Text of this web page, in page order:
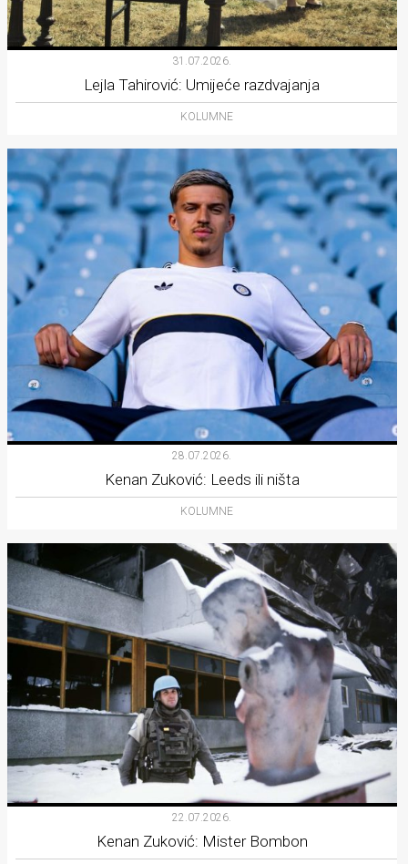
31.07.2026.
Lejla Tahirović: Umijeće razdvajanja
KOLUMNE
28.07.2026.
Kenan Zuković: Leeds ili ništa
KOLUMNE
22.07.2026.
Kenan Zuković: Mister Bombon